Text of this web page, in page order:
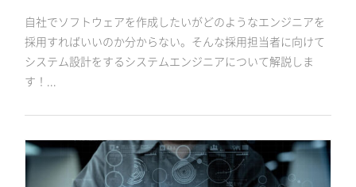
自社でソフトウェアを作成したいがどのようなエンジニアを
採用すればいいのか分からない。そんな採用担当者に向けて
システム設計をするシステムエンジニアについて解説しま
す！...